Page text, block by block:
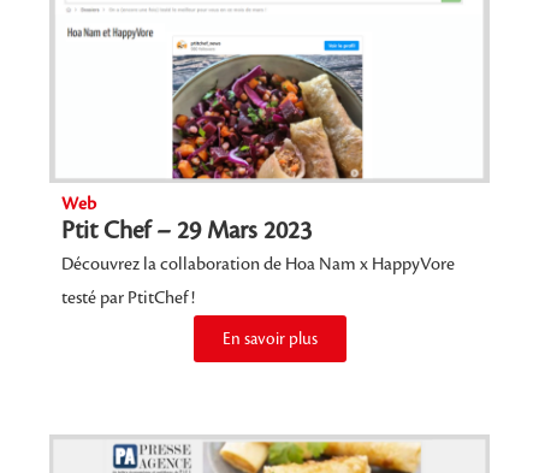
Web
Ptit Chef – 29 Mars 2023
Découvrez la collaboration de Hoa Nam x HappyVore
testé par PtitChef !
En savoir plus